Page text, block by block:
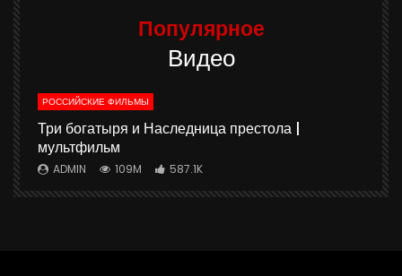
Популярное
Видео
РОССИЙСКИЕ ФИЛЬМЫ
Три богатыря и Наследница престола |
мультфильм
ADMIN 109M 587.1K